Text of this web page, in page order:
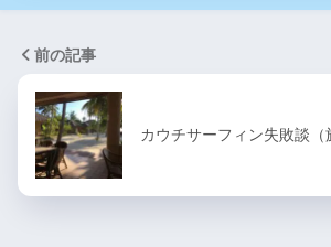
前の記事
カウチサーフィン失敗談（